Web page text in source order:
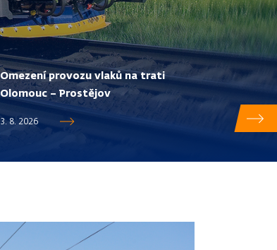
Omezení provozu vlaků na trati
Olomouc – Prostějov
3. 8. 2026